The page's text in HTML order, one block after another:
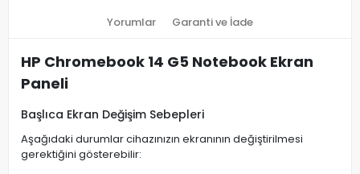
Yorumlar Garanti ve İade
HP Chromebook 14 G5 Notebook Ekran
Paneli
Başlıca Ekran Değişim Sebepleri
Aşağıdaki durumlar cihazınızın ekranının değiştirilmesi
gerektiğini gösterebilir: